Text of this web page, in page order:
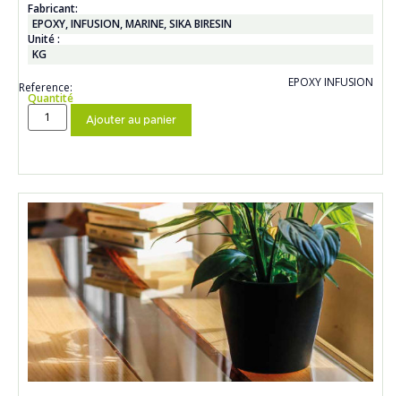
Fabricant:
EPOXY,INFUSION,MARINE,SIKA BIRESIN
Unité :
KG
Reference:
EPOXY INFUSION
Quantité
Ajouter au panier